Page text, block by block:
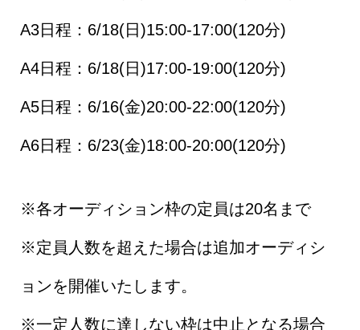
A3日程：6/18(日)15:00-17:00(120分)
A4日程：6/18(日)17:00-19:00(120分)
A5日程：6/16(金)20:00-22:00(120分)
A6日程：6/23(金)18:00-20:00(120分)
※各オーディション枠の定員は20名まで
※定員人数を超えた場合は追加オーディシ
ョンを開催いたします。
※一定人数に達しない枠は中止となる場合